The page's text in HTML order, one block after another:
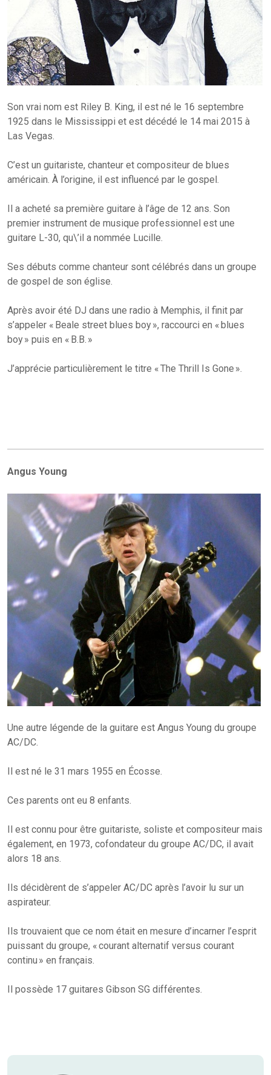
Son vrai nom est Riley B. King, il est né le 16 septembre
1925 dans le Mississippi et est décédé le 14 mai 2015 à
Las Vegas.
C’est un guitariste, chanteur et compositeur de blues
américain. À l’origine, il est influencé par le gospel.
Il a acheté sa première guitare à l’âge de 12 ans. Son
premier instrument de musique professionnel est une
guitare L-30, qu\’il a nommée Lucille.
Ses débuts comme chanteur sont célébrés dans un groupe
de gospel de son église.
Après avoir été DJ dans une radio à Memphis, il finit par
s’appeler « Beale street blues boy », raccourci en « blues
boy » puis en « B.B. »
J’apprécie particulièrement le titre « The Thrill Is Gone ».
Angus Young
Une autre légende de la guitare est Angus Young du groupe
AC/DC.
Il est né le 31 mars 1955 en Écosse.
Ces parents ont eu 8 enfants.
Il est connu pour être guitariste, soliste et compositeur mais
également, en 1973, cofondateur du groupe AC/DC, il avait
alors 18 ans.
Ils décidèrent de s’appeler AC/DC après l’avoir lu sur un
aspirateur.
Ils trouvaient que ce nom était en mesure d’incarner l’esprit
puissant du groupe, « courant alternatif versus courant
continu » en français.
Il possède 17 guitares Gibson SG différentes.